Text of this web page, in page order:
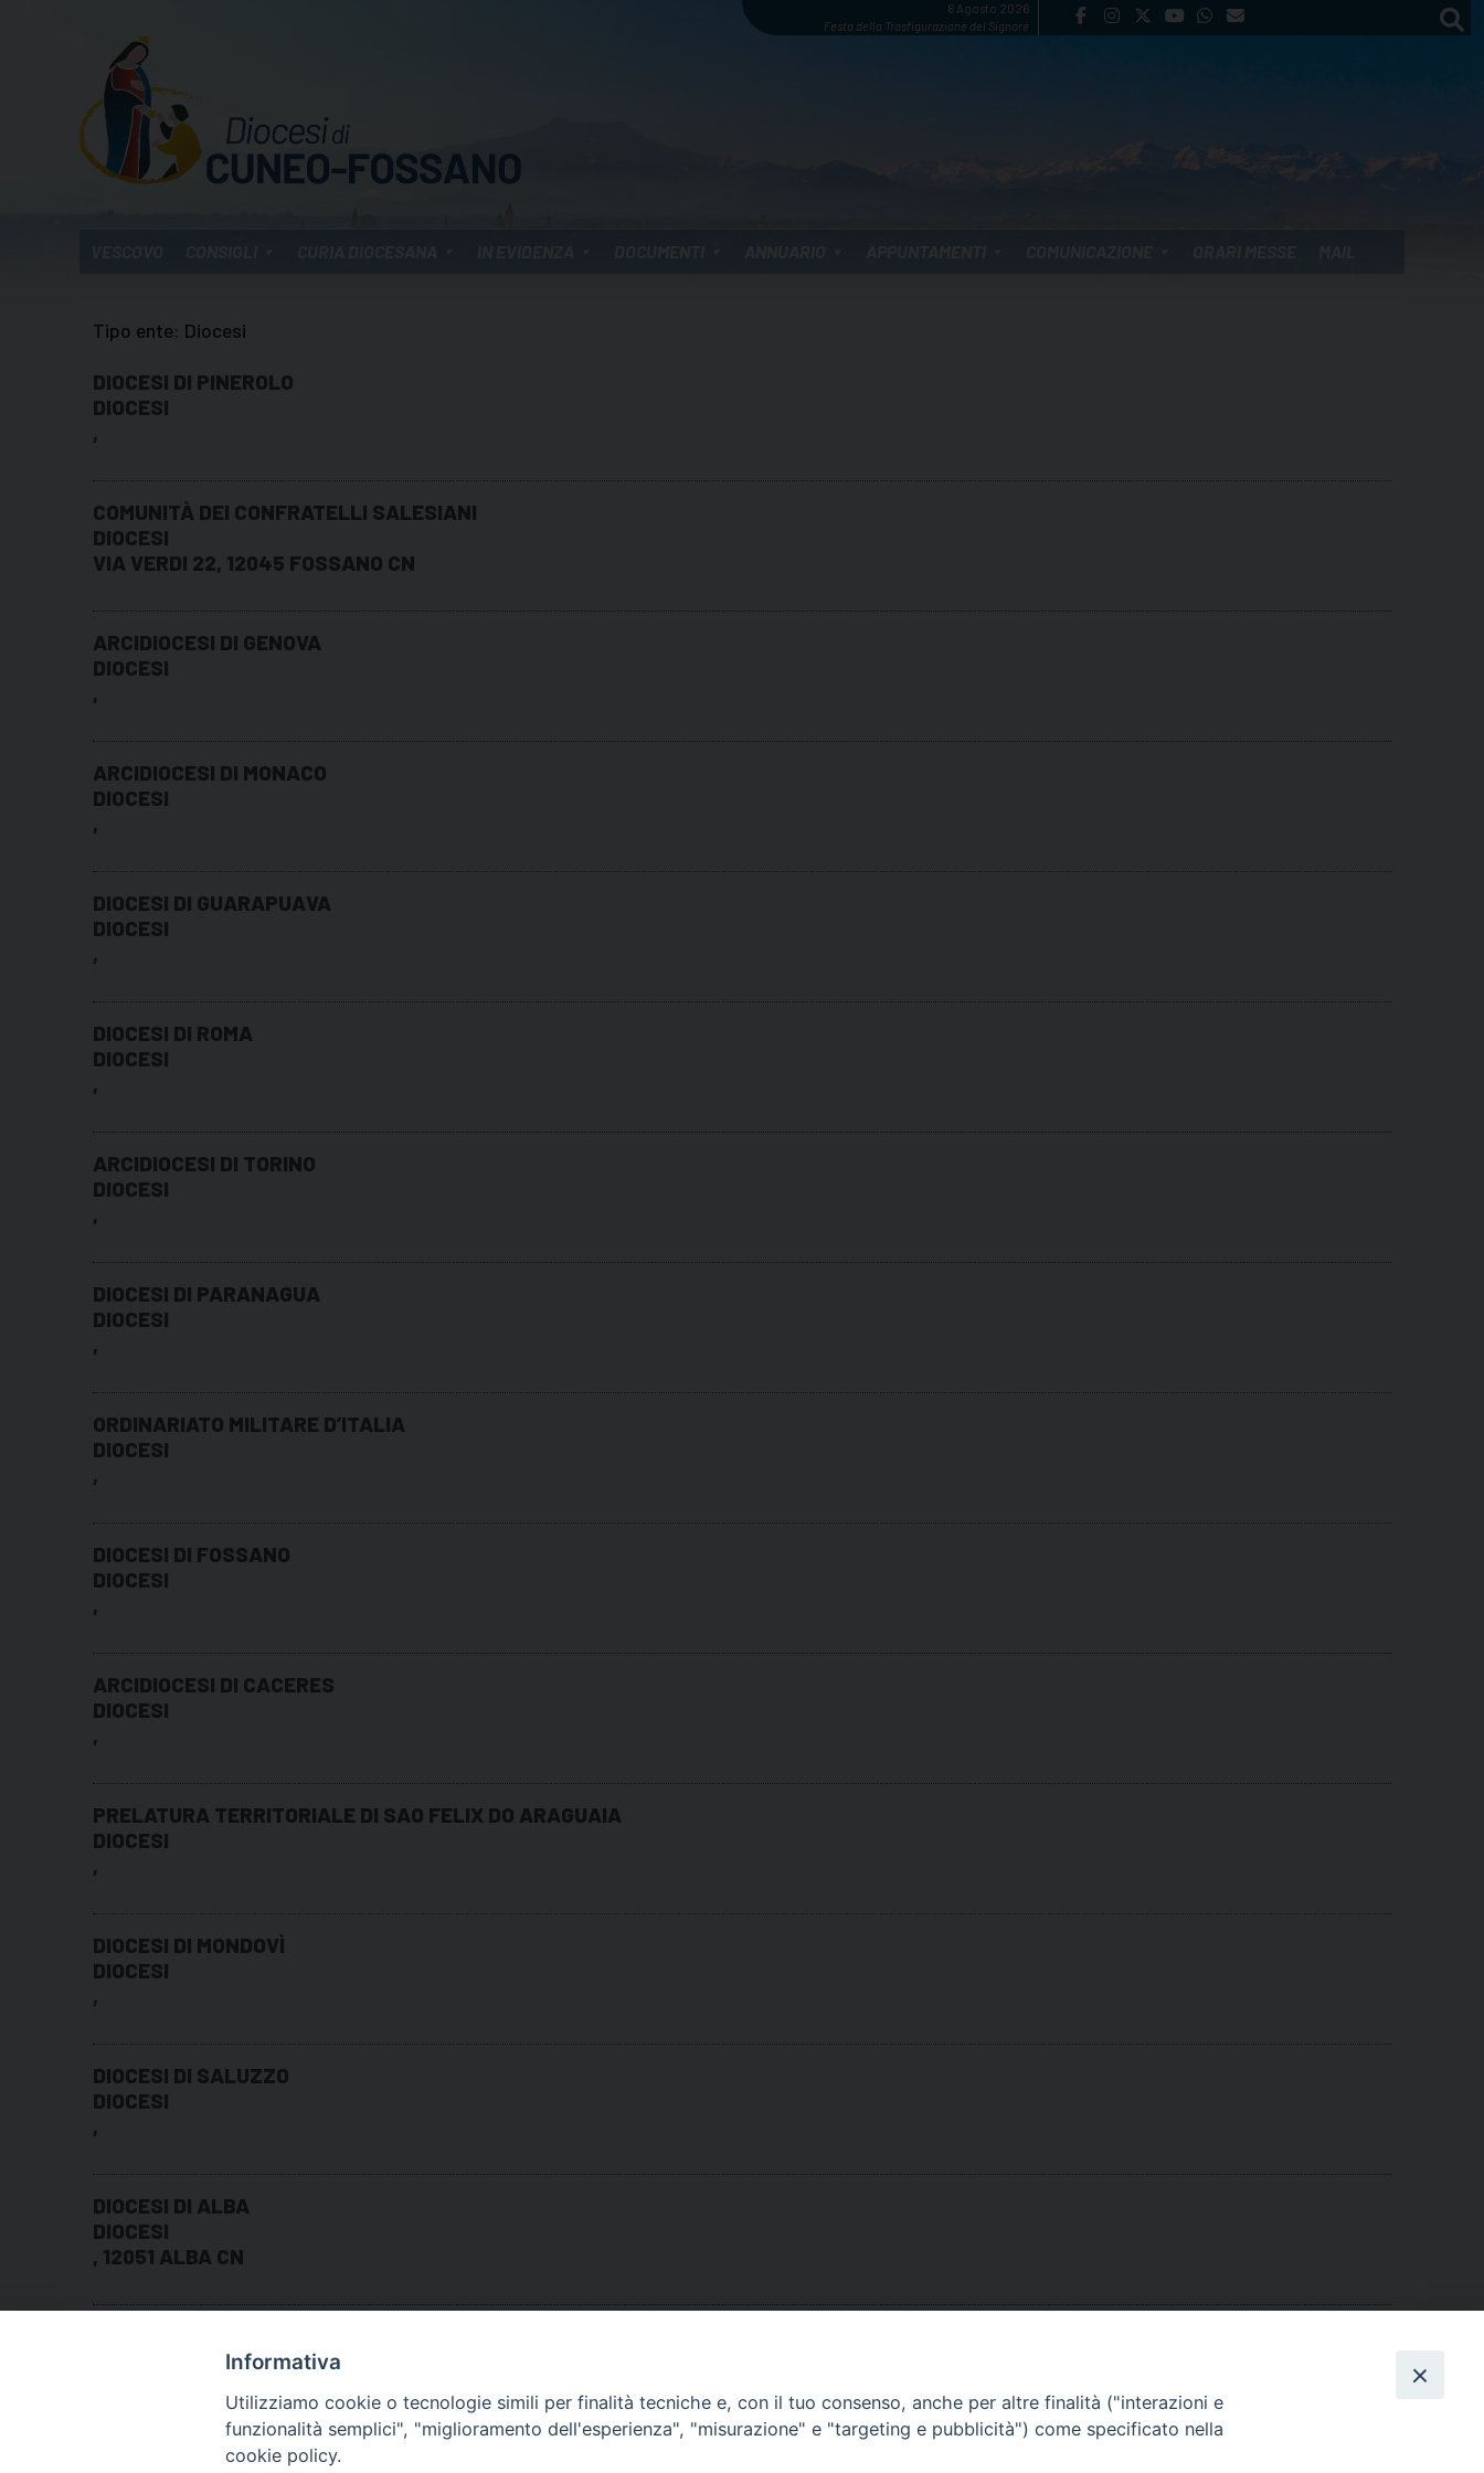
6 Agosto 2026
Festa della Trasfigurazione del Signore
Tipo ente: Diocesi
DIOCESI DI PINEROLO
DIOCESI
,
COMUNITÀ DEI CONFRATELLI SALESIANI
DIOCESI
VIA VERDI 22, 12045 FOSSANO CN
ARCIDIOCESI DI GENOVA
DIOCESI
,
ARCIDIOCESI DI MONACO
DIOCESI
,
DIOCESI DI GUARAPUAVA
DIOCESI
,
DIOCESI DI ROMA
DIOCESI
,
ARCIDIOCESI DI TORINO
DIOCESI
,
DIOCESI DI PARANAGUA
DIOCESI
,
ORDINARIATO MILITARE D’ITALIA
DIOCESI
,
DIOCESI DI FOSSANO
DIOCESI
,
ARCIDIOCESI DI CACERES
DIOCESI
,
PRELATURA TERRITORIALE DI SAO FELIX DO ARAGUAIA
DIOCESI
,
DIOCESI DI MONDOVÌ
DIOCESI
,
DIOCESI DI SALUZZO
DIOCESI
,
DIOCESI DI ALBA
DIOCESI
, 12051 ALBA CN
Informativa
Utilizziamo cookie o tecnologie simili per finalità tecniche e, con il tuo consenso, anche per altre finalità ("interazioni e
funzionalità semplici", "miglioramento dell'esperienza", "misurazione" e "targeting e pubblicità") come specificato nella
cookie policy.